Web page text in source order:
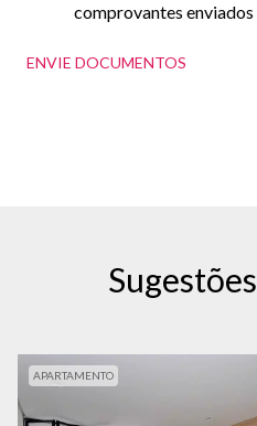
comprovantes
ENVIE DOCUMENTOS
APARTAMENTO